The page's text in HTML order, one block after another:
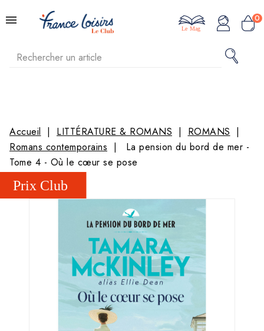
0
Le Mag
Accueil LITTÉRATURE & ROMANS
ROMANS
Romans contemporains
La pension du bord de mer -
Tome 4 - Où le cœur se pose